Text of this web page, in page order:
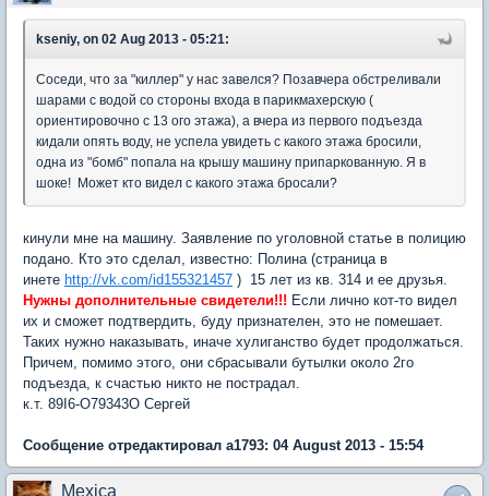
kseniy, on 02 Aug 2013 - 05:21:
Соседи, что за "киллер" у нас завелся? Позавчера обстреливали
шарами с водой со стороны входа в парикмахерскую (
ориентировочно с 13 ого этажа), а вчера из первого подъезда
кидали опять воду, не успела увидеть с какого этажа бросили,
одна из "бомб" попала на крышу машину припаркованную. Я в
шоке! Может кто видел с какого этажа бросали?
кинули мне на машину. Заявление по уголовной статье в полицию
подано. Кто это сделал, известно: Полина (страница в
инете http://vk.com/id155321457 ) 15 лет из кв. 314 и ее друзья.
Нужны дополнительные свидетели!!! Если лично кот-то видел
их и сможет подтвердить, буду признателен, это не помешает.
Таких нужно наказывать, иначе хулиганство будет продолжаться.
Причем, помимо этого, они сбрасывали бутылки около 2го
подъезда, к счастью никто не пострадал.
к.т. 89I6-O79343O Сергей
Сообщение отредактировал a1793: 04 August 2013 - 15:54
Mexica